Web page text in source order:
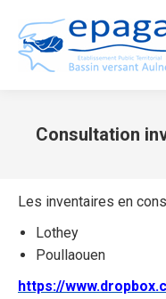
Consultation
Les inventaires en
Lothey
Poullaouen
https://